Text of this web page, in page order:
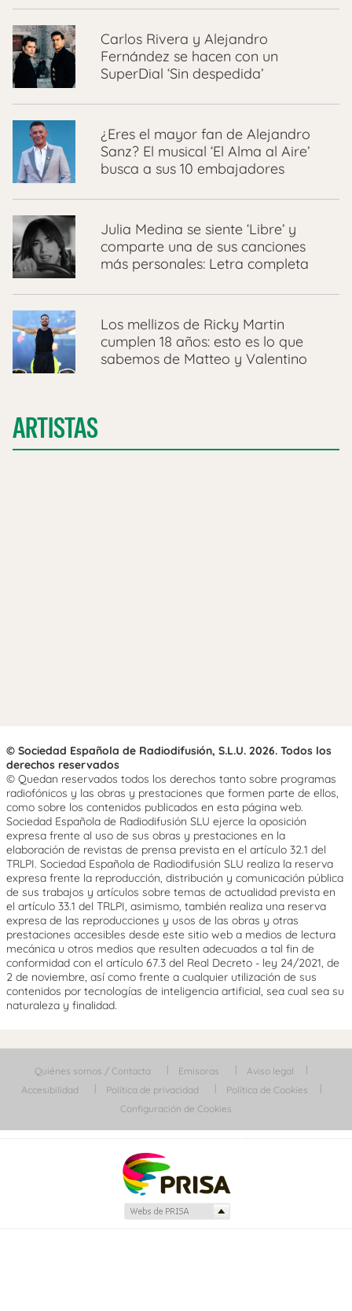
Carlos Rivera y Alejandro
Fernández se hacen con un
SuperDial ‘Sin despedida’
¿Eres el mayor fan de Alejandro
Sanz? El musical ‘El Alma al Aire’
busca a sus 10 embajadores
Julia Medina se siente ‘Libre’ y
comparte una de sus canciones
más personales: Letra completa
Los mellizos de Ricky Martin
cumplen 18 años: esto es lo que
sabemos de Matteo y Valentino
ARTISTAS
© Sociedad Española de Radiodifusión, S.L.U. 2026. Todos los
derechos reservados
© Quedan reservados todos los derechos tanto sobre programas
radiofónicos y las obras y prestaciones que formen parte de ellos,
como sobre los contenidos publicados en esta página web.
Sociedad Española de Radiodifusión SLU ejerce la oposición
expresa frente al uso de sus obras y prestaciones en la
elaboración de revistas de prensa prevista en el artículo 32.1 del
TRLPI. Sociedad Española de Radiodifusión SLU realiza la reserva
expresa frente la reproducción, distribución y comunicación pública
de sus trabajos y artículos sobre temas de actualidad prevista en
el artículo 33.1 del TRLPI, asimismo, también realiza una reserva
expresa de las reproducciones y usos de las obras y otras
prestaciones accesibles desde este sitio web a medios de lectura
mecánica u otros medios que resulten adecuados a tal fin de
conformidad con el artículo 67.3 del Real Decreto - ley 24/2021, de
2 de noviembre, así como frente a cualquier utilización de sus
contenidos por tecnologías de inteligencia artificial, sea cual sea su
naturaleza y finalidad.
Quiénes somos / Contacta Emisoras
Aviso legal
Accesibilidad
Política de privacidad
Política de Cookies
Configuración de Cookies